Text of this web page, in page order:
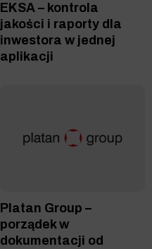
EKSA – kontrola
jakości i raporty dla
inwestora w jednej
aplikacji
Platan Group –
porządek w
dokumentacji od